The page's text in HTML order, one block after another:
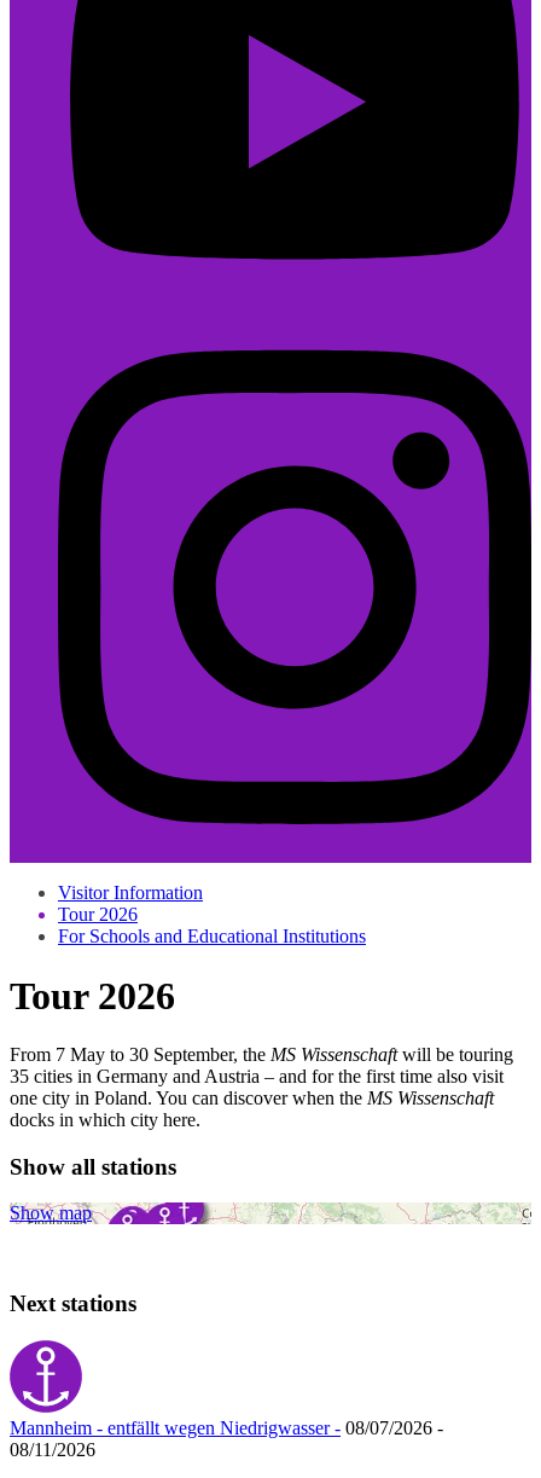
Visitor Information
Tour 2026
For Schools and Educational Institutions
Tour 2026
From 7 May to 30 September, the MS Wissenschaftwill be touring
35 cities in Germany and Austria – and for the first time also visit
one city in Poland. You can discover when the MS Wissenschaft
docks in which city here.
Show all stations
Show map
Next stations
Mannheim - entfällt wegen Niedrigwasser - 08/07/2026 -
08/11/2026